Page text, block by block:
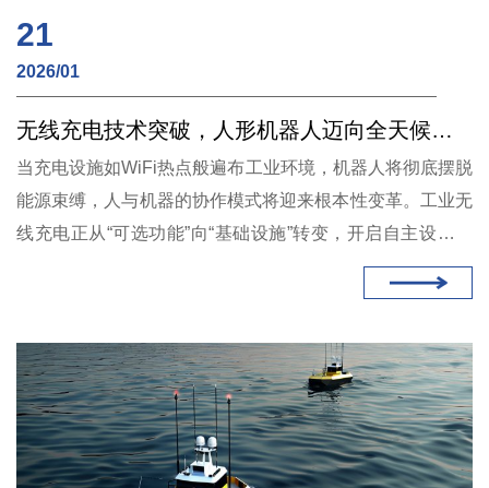
21
2026/01
无线充电技术突破，人形机器人迈向全天候自主作业新时代
当充电设施如WiFi热点般遍布工业环境，机器人将彻底摆脱
能源束缚，人与机器的协作模式将迎来根本性变革。工业无
线充电正从“可选功能”向“基础设施”转变，开启自主设备新